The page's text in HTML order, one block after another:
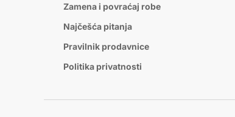
Zamena i povraćaj robe
Najčešća pitanja
Pravilnik prodavnice
Politika privatnosti